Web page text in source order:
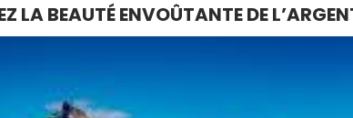
LA BEAUTÉ ENVOÛTANTE DE